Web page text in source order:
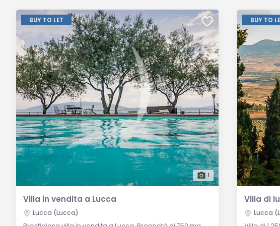
BUY TO LET
1
Villa in vendita a Lucca
Lucca (Lucca)
BUY TO
Lucca